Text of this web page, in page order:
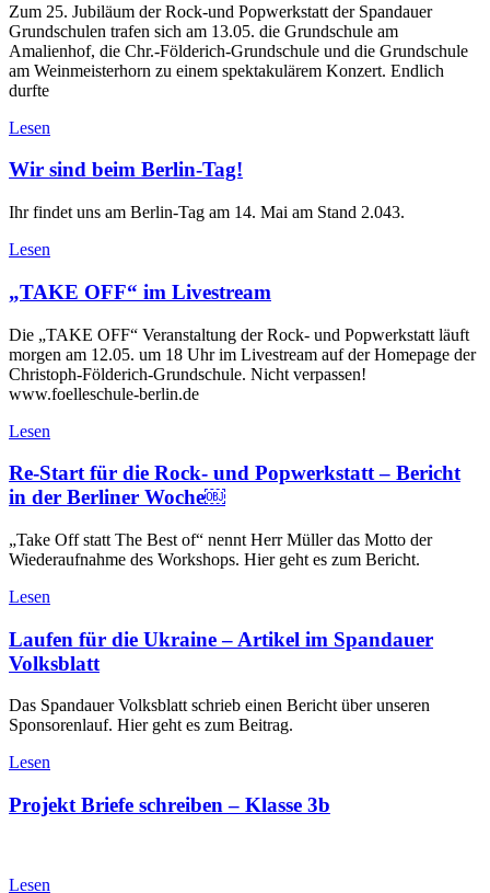
Zum 25. Jubiläum der Rock-und Popwerkstatt der Spandauer
Grundschulen trafen sich am 13.05. die Grundschule am
Amalienhof, die Chr.-Földerich-Grundschule und die Grundschule
am Weinmeisterhorn zu einem spektakulärem Konzert. Endlich
durfte
Lesen
Wir sind beim Berlin-Tag!
Ihr findet uns am Berlin-Tag am 14. Mai am Stand 2.043.
Lesen
„TAKE OFF“ im Livestream
Die „TAKE OFF“ Veranstaltung der Rock- und Popwerkstatt läuft
morgen am 12.05. um 18 Uhr im Livestream auf der Homepage der
Christoph-Földerich-Grundschule. Nicht verpassen!
www.foelleschule-berlin.de
Lesen
Re-Start für die Rock- und Popwerkstatt – Bericht
in der Berliner Woche￼
„Take Off statt The Best of“ nennt Herr Müller das Motto der
Wiederaufnahme des Workshops. Hier geht es zum Bericht.
Lesen
Laufen für die Ukraine – Artikel im Spandauer
Volksblatt
Das Spandauer Volksblatt schrieb einen Bericht über unseren
Sponsorenlauf. Hier geht es zum Beitrag.
Lesen
Projekt Briefe schreiben – Klasse 3b
Lesen